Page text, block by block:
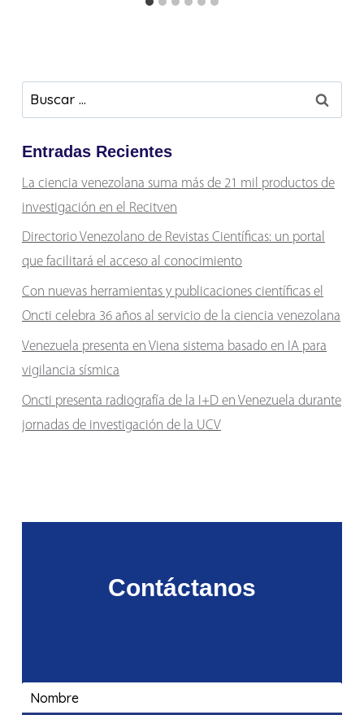
Buscar:
Entradas Recientes
La ciencia venezolana suma más de 21 mil productos de
investigación en el Recitven
Directorio Venezolano de Revistas Científicas: un portal
que facilitará el acceso al conocimiento
Con nuevas herramientas y publicaciones científicas el
Oncti celebra 36 años al servicio de la ciencia venezolana
Venezuela presenta en Viena sistema basado en IA para
vigilancia sísmica
Oncti presenta radiografía de la I+D en Venezuela durante
jornadas de investigación de la UCV
Contáctanos